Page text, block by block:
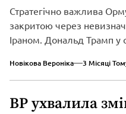
Стратегічно важлива
закритою через
Іраном. Дональд Трамп у
Новікова Вероніка 3 Місяці
ВР ухвалила